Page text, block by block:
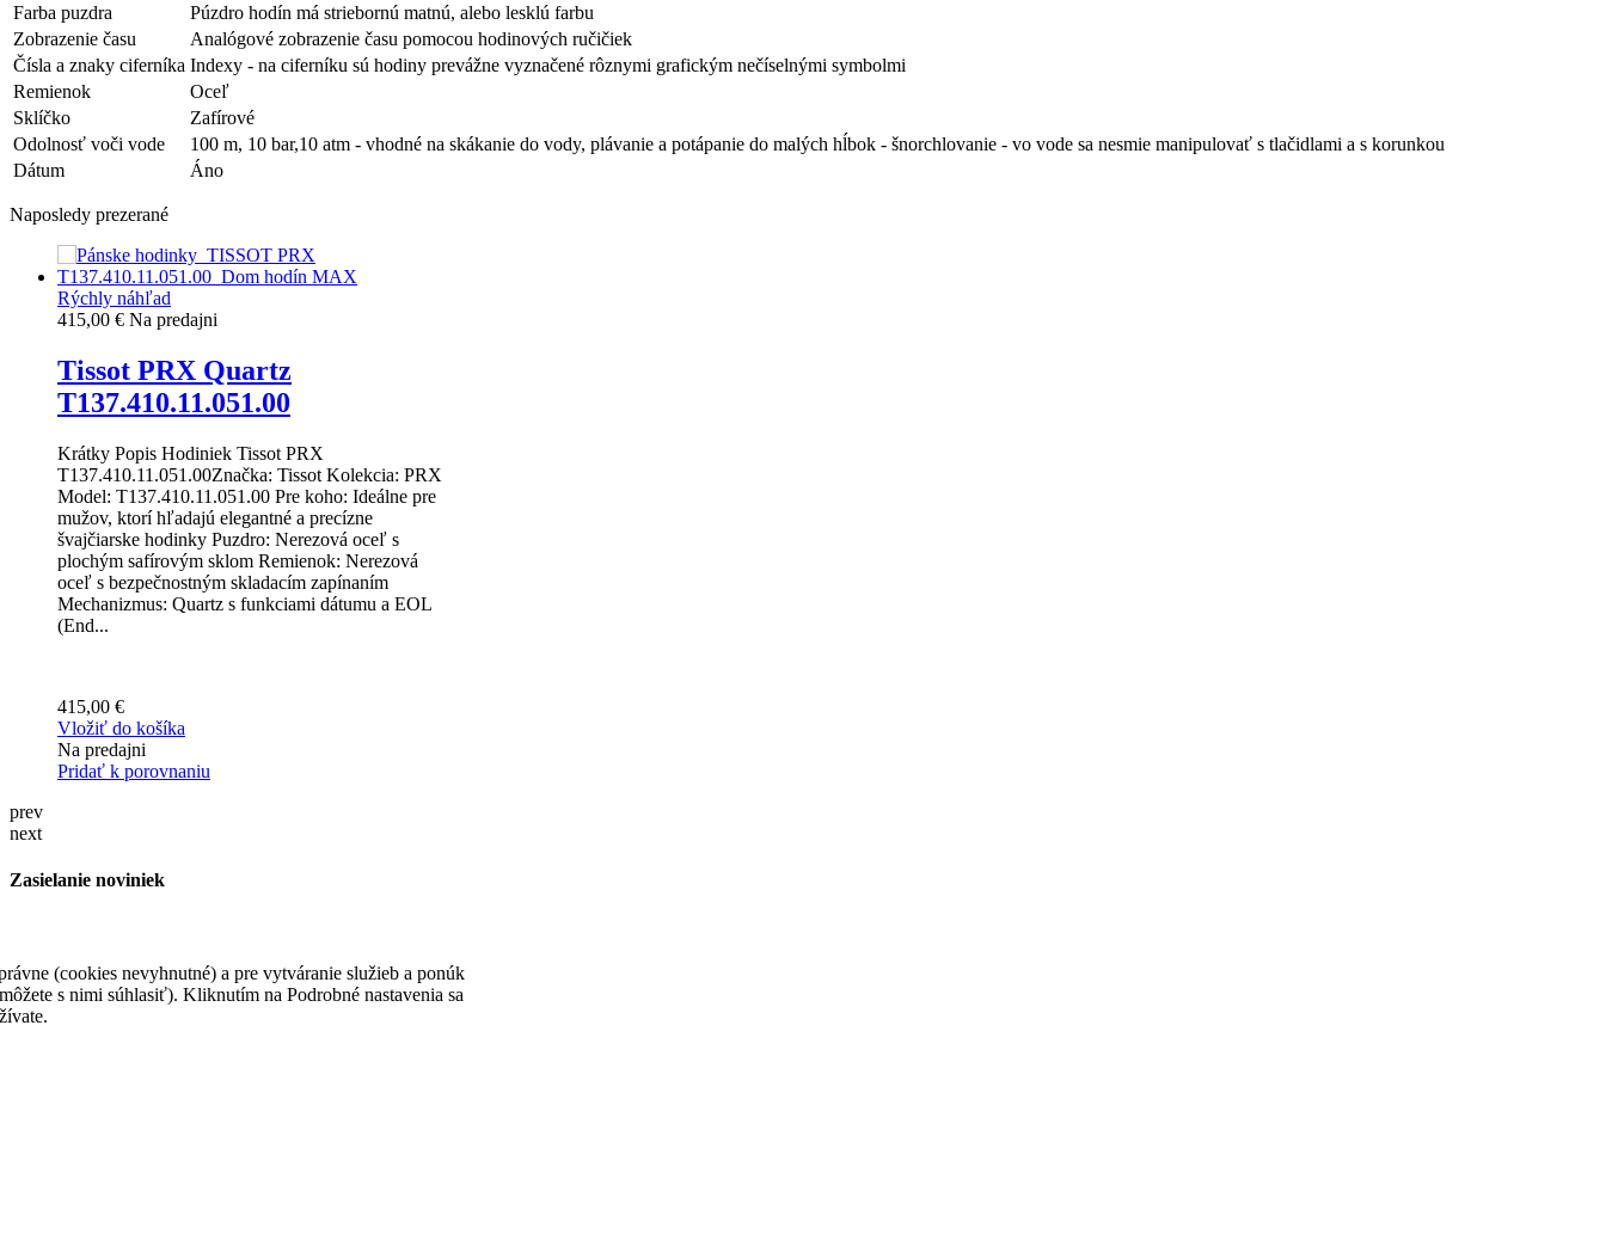
Farba puzdra
Púzdro hodín má striebornú matnú, alebo lesklú farbu
Zobrazenie času
Analógové zobrazenie času pomocou hodinových ručičiek
Čísla a znaky ciferníka Indexy - na ciferníku sú hodiny prevážne vyznačené rôznymi grafickým nečíselnými symbolmi
Remienok
Oceľ
Sklíčko
Zafírové
Odolnosť voči vode
100 m, 10 bar,10 atm - vhodné na skákanie do vody, plávanie a potápanie do malých hĺbok - šnorchlovanie - vo vode sa nesmie manipulovať s tlačidlami a s korunkou
Dátum
Áno
Naposledy prezerané
Rýchly náhľad
415,00 € Na predajni
Tissot PRX Quartz
T137.410.11.051.00
Krátky Popis Hodiniek Tissot PRX
T137.410.11.051.00Značka: Tissot Kolekcia: PRX
Model: T137.410.11.051.00 Pre koho: Ideálne pre
mužov, ktorí hľadajú elegantné a precízne
švajčiarske hodinky Puzdro: Nerezová oceľ s
plochým safírovým sklom Remienok: Nerezová
oceľ s bezpečnostným skladacím zapínaním
Mechanizmus: Quartz s funkciami dátumu a EOL
(End...
415,00 €
Vložiť do košíka
Na predajni
Pridať k porovnaniu
prev
next
Zasielanie noviniek
Informácie(cookies nevyhnutné) a pre vytváranie služieb a ponúk
s nimi súhlasiť). Kliknutím na Podrobné nastavenia sa